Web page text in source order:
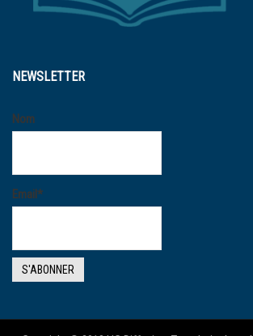
NEWSLETTER
Nom
Email*